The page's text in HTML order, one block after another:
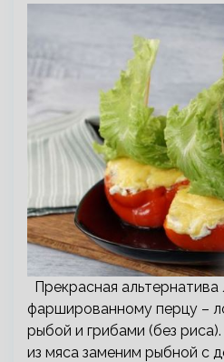
Прекрасная
фаршированному перцу –
рыбой и грибами (без
из мяса заменим рыбной с